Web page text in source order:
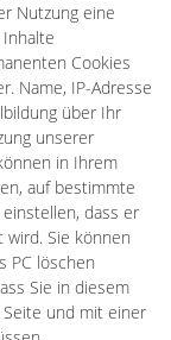
Nutzung eine
Cookies
Name, IP-Adresse
über Ihr
unserer
in Ihrem
auf bestimmte
dass er
Sie können
PC löschen
Sie in diesem
und mit einer